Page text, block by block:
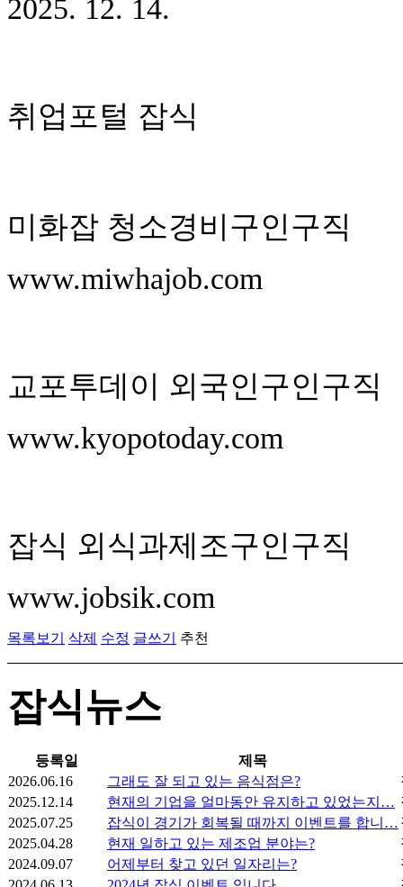
2025. 12. 14.
취업포털 잡식
미화잡 청소경비구인구직
www.miwhajob.com
교포투데이 외국인구인구직
www.kyopotoday.com
잡식 외식과제조구인구직
www.jobsik.com
목록보기 삭제 수정 글쓰기 추천
잡식뉴스
등록일
제목
2026.06.16
그래도 잘 되고 있는 음식점은?
2025.12.14
현재의 기업을 얼마동안 유지하고 있었는지…
2025.07.25
잡식이 경기가 회복될 때까지 이벤트를 합니…
2025.04.28
현재 일하고 있는 제조업 분야는?
2024.09.07
어제부터 찾고 있던 일자리는?